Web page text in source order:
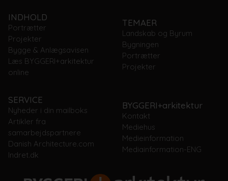
INDHOLD
Portrætter
Projekter
Bygge & Anlægsavisen
Læs BYGGERI+arkitektur
online
TEMAER
Landskab og Byrum
Bygningen
Portrætter
Projekter
SERVICE
Nyheder i din mailboks
Artikler fra
samarbejdspartnere
Danish Architecture.com
Indret.dk
BYGGERI+arkitektur
Kontakt
Mediehus
Medieinformation
Mediainformation-ENG